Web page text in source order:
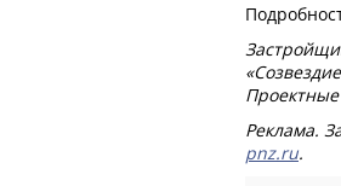
Реклама.
pnz.ru.